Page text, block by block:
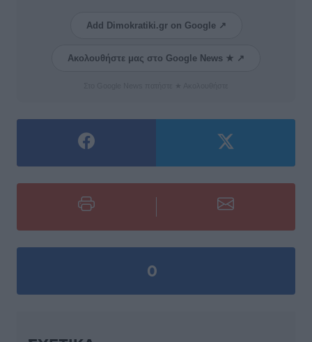
Add Dimokratiki.gr on Google ↗
Ακολουθήστε μας στο Google News ★ ↗
0